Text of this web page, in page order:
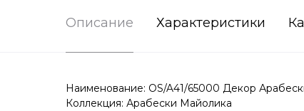
Описание Характеристики
Наименование: OS/A41/65000 Декор
Коллекция: Арабески Майолика